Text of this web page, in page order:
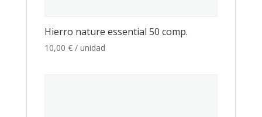
Hierro nature essential 50 comp.
10,00 € / unidad